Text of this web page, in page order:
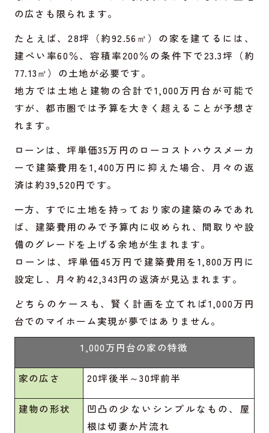
の広さも限られます。
たとえば、28坪（約92.56㎡）の家を建てるには、
建ぺい率60％、容積率200％の条件下で23.3坪（約
77.13㎡）の土地が必要です。
地方では土地と建物の合計で1,000万円台が可能で
すが、都市圏では予算を大きく超えることが予想さ
れます。
ローンは、坪単価35万円のローコストハウスメーカ
ーで建築費用を1,400万円に抑えた場合、月々の返
済は約39,520円です。
一方、すでに土地を持っており家の建築のみであれ
ば、建築費用のみで予算内に収められ、間取りや設
備のグレードを上げる余地が生まれます。
ローンは、坪単価45万円で建築費用を1,800万円に
設定し、月々約42,343円の返済が見込まれます。
どちらのケースも、賢く計画を立てれば1,000万円
台でのマイホーム実現が夢ではありません。
1,000万円台の家の特徴
家の広さ 20坪後半～30坪前半
建物の形状
凹凸の少ないシンプルなもの、屋
根は切妻か片流れ